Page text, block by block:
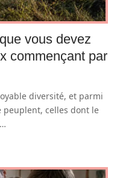
vous devez
commençant par
diversité, et parmi
peuplent, celles dont le
…